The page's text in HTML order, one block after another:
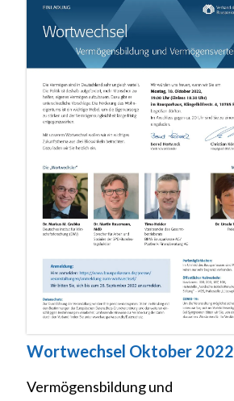
Wortwechsel Oktober 2022
Vermögensbildung und